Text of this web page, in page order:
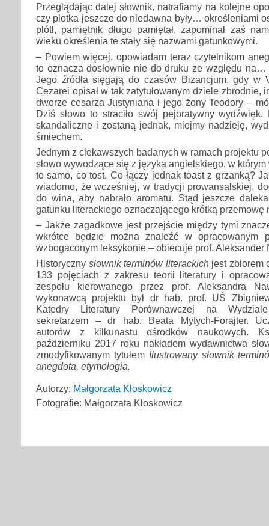
Przeglądając dalej słownik, natrafiamy na kolejne
czy plotka jeszcze do niedawna były… określeniami
plótł, pamiętnik długo pamiętał, zapominał zaś
wieku określenia te stały się nazwami gatunkowymi.
– Powiem więcej, opowiadam teraz czytelnikom
to oznacza dosłownie nie do druku ze względu na…
Jego źródła sięgają do czasów Bizancjum, gdy w
Cezarei opisał w tak zatytułowanym dziele zbrodnie,
dworze cesarza Justyniana i jego żony Teodory –
Dziś słowo to straciło swój pejoratywny
skandaliczne i zostaną jednak, miejmy nadzieję,
śmiechem.
Jednym z ciekawszych badanych w ramach projektu
słowo wywodzące się z języka angielskiego, w którym
to samo, co tost. Co łączy jednak toast z grzanką?
wiadomo, że wcześniej, w tradycji prowansalskiej,
do wina, aby nabrało aromatu. Stąd jeszcze
gatunku literackiego oznaczającego krótką przemowę
– Jakże zagadkowe jest przejście między tymi
wkrótce będzie można znaleźć w opracowanym
wzbogaconym leksykonie – obiecuje prof. Aleksander
Historyczny słownik terminów literackichjest zbiorem
133 pojęciach z zakresu teorii literatury i
zespołu kierowanego przez prof. Aleksandra
wykonawcą projektu był dr hab. prof. UŚ
Katedry Literatury Porównawczej na
sekretarzem – dr hab. Beata Mytych-Forajter.
autorów z kilkunastu ośrodków naukowych.
październiku 2017 roku nakładem wydawnictwa
zmodyfikowanym tytułem Ilustrowany słownik
anegdota, etymologia.
Autorzy: Małgorzata Kłoskowicz
Fotografie: Małgorzata Kłoskowicz